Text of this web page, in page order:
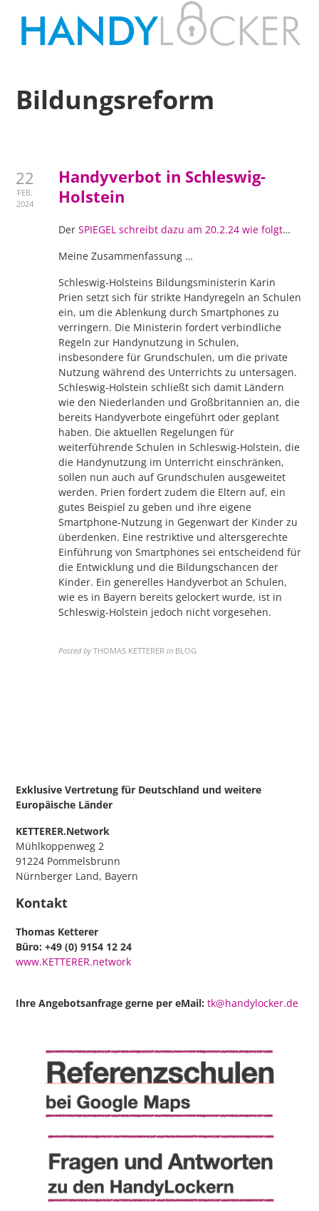
Bildungsreform
22
FEB.
2024
Handyverbot in Schleswig-
Holstein
DerSPIEGEL schreibt dazu am 20.2.24 wie folgt…
Meine Zusammenfassung …
Schleswig-Holsteins Bildungsministerin Karin
Prien setzt sich für strikte Handyregeln an Schulen
ein, um die Ablenkung durch Smartphones zu
verringern. Die Ministerin fordert verbindliche
Regeln zur Handynutzung in Schulen,
insbesondere für Grundschulen, um die private
Nutzung während des Unterrichts zu untersagen.
Schleswig-Holstein schließt sich damit Ländern
wie den Niederlanden und Großbritannien an, die
bereits Handyverbote eingeführt oder geplant
haben. Die aktuellen Regelungen für
weiterführende Schulen in Schleswig-Holstein, die
die Handynutzung im Unterricht einschränken,
sollen nun auch auf Grundschulen ausgeweitet
werden. Prien fordert zudem die Eltern auf, ein
gutes Beispiel zu geben und ihre eigene
Smartphone-Nutzung in Gegenwart der Kinder zu
überdenken. Eine restriktive und altersgerechte
Einführung von Smartphones sei entscheidend für
die Entwicklung und die Bildungschancen der
Kinder. Ein generelles Handyverbot an Schulen,
wie es in Bayern bereits gelockert wurde, ist in
Schleswig-Holstein jedoch nicht vorgesehen.
Posted by THOMAS KETTERER in BLOG
Exklusive Vertretung für Deutschland und weitere
Europäische Länder
KETTERER.Network
Mühlkoppenweg 2
91224 Pommelsbrunn
Nürnberger Land, Bayern
Kontakt
Thomas Ketterer
Büro: +49 (0) 9154 12 24
www.KETTERER.network
Ihre Angebotsanfrage gerne per eMail:tk@handylocker.de